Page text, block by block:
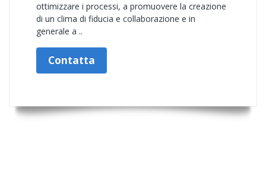
ottimizzare i processi, a promuovere la creazione
di un clima di fiducia e collaborazione e in
generale a ..
Contatta